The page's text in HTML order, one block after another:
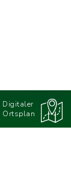
Digitaler
Ortsplan